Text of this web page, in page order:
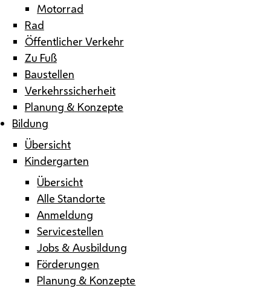
Motorrad
Rad
Öffentlicher Verkehr
Zu Fuß
Baustellen
Verkehrssicherheit
Planung & Konzepte
Bildung
Übersicht
Kindergarten
Übersicht
Alle Standorte
Anmeldung
Servicestellen
Jobs & Ausbildung
Förderungen
Planung & Konzepte